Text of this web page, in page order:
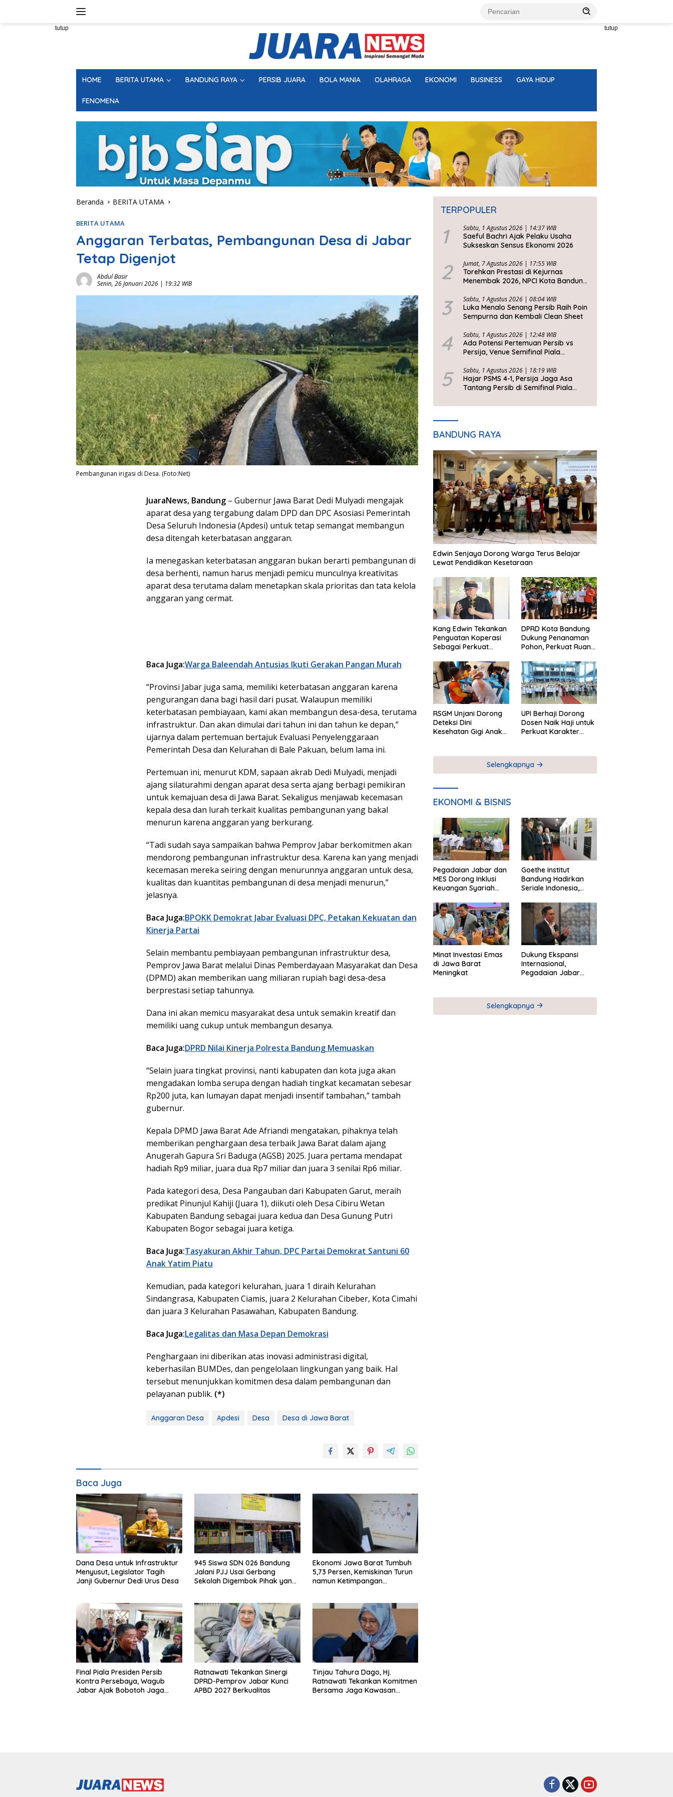
tutup tutup
HOME BERITA UTAMA BANDUNG RAYA PERSIB JUARA BOLA MANIA OLAHRAGA EKONOMI BUSINESS GAYA HIDUP
FENOMENA
Beranda BERITA UTAMA
BERITA UTAMA
Anggaran Terbatas, Pembangunan Desa di Jabar
Tetap Digenjot
Abdul Basir
Senin, 26 Januari 2026 | 19:32 WIB
Pembangunan irigasi di Desa. (Foto:Net)
JuaraNews, Bandung – Gubernur Jawa Barat Dedi Mulyadi mengajak
aparat desa yang tergabung dalam DPD dan DPC Asosiasi Pemerintah
Desa Seluruh Indonesia (Apdesi) untuk tetap semangat membangun
desa ditengah keterbatasan anggaran.
Ia menegaskan keterbatasan anggaran bukan berarti pembangunan di
desa berhenti, namun harus menjadi pemicu munculnya kreativitas
aparat desa terutama dalam menetapkan skala prioritas dan tata kelola
anggaran yang cermat.
Baca Juga:Warga Baleendah Antusias Ikuti Gerakan Pangan Murah
“Provinsi Jabar juga sama, memiliki keterbatasan anggaran karena
pengurangan dana bagi hasil dari pusat. Walaupun memiliki
keterbatasan pembiayaan, kami akan membangun desa-desa, terutama
infrastruktur. Dan akan dimulai dari tahun ini dan tahun ke depan,”
ujarnya dalam pertemuan bertajuk Evaluasi Penyelenggaraan
Pemerintah Desa dan Kelurahan di Bale Pakuan, belum lama ini.
Pertemuan ini, menurut KDM, sapaan akrab Dedi Mulyadi, menjadi
ajang silaturahmi dengan aparat desa serta ajang berbagi pemikiran
untuk kemajuan desa di Jawa Barat. Sekaligus menjawab kecemasan
kepala desa dan lurah terkait kualitas pembangunan yang bakal
menurun karena anggaran yang berkurang.
“Tadi sudah saya sampaikan bahwa Pemprov Jabar berkomitmen akan
mendorong pembangunan infrastruktur desa. Karena kan yang menjadi
kecemasan mereka seiring dengan menurunnya anggaran untuk desa,
kualitas dan kuantitas pembangunan di desa menjadi menurun,”
jelasnya.
Baca Juga:BPOKK Demokrat Jabar Evaluasi DPC, Petakan Kekuatan dan
Kinerja Partai
Selain membantu pembiayaan pembangunan infrastruktur desa,
Pemprov Jawa Barat melalui Dinas Pemberdayaan Masyarakat dan Desa
(DPMD) akan memberikan uang miliaran rupiah bagi desa-desa
berprestasi setiap tahunnya.
Dana ini akan memicu masyarakat desa untuk semakin kreatif dan
memiliki uang cukup untuk membangun desanya.
Baca Juga:DPRD Nilai Kinerja Polresta Bandung Memuaskan
“Selain juara tingkat provinsi, nanti kabupaten dan kota juga akan
mengadakan lomba serupa dengan hadiah tingkat kecamatan sebesar
Rp200 juta, kan lumayan dapat menjadi insentif tambahan,” tambah
gubernur.
Kepala DPMD Jawa Barat Ade Afriandi mengatakan, pihaknya telah
memberikan penghargaan desa terbaik Jawa Barat dalam ajang
Anugerah Gapura Sri Baduga (AGSB) 2025. Juara pertama mendapat
hadiah Rp9 miliar, juara dua Rp7 miliar dan juara 3 senilai Rp6 miliar.
Pada kategori desa, Desa Pangauban dari Kabupaten Garut, meraih
predikat Pinunjul Kahiji (Juara 1), diikuti oleh Desa Cibiru Wetan
Kabupaten Bandung sebagai juara kedua dan Desa Gunung Putri
Kabupaten Bogor sebagai juara ketiga.
Baca Juga:Tasyakuran Akhir Tahun, DPC Partai Demokrat Santuni 60
Anak Yatim Piatu
Kemudian, pada kategori kelurahan, juara 1 diraih Kelurahan
Sindangrasa, Kabupaten Ciamis, juara 2 Kelurahan Cibeber, Kota Cimahi
dan juara 3 Kelurahan Pasawahan, Kabupaten Bandung.
Baca Juga:Legalitas dan Masa Depan Demokrasi
Penghargaan ini diberikan atas inovasi administrasi digital,
keberhasilan BUMDes, dan pengelolaan lingkungan yang baik. Hal
tersebut menunjukkan komitmen desa dalam pembangunan dan
pelayanan publik. (*)
Anggaran Desa Apdesi Desa Desa di Jawa Barat
Baca Juga
Dana Desa untuk Infrastruktur
Menyusut, Legislator Tagih
Janji Gubernur Dedi Urus Desa
945 Siswa SDN 026 Bandung
Jalani PJJ Usai Gerbang
Sekolah Digembok Pihak yang
Ekonomi Jawa Barat Tumbuh
5,73 Persen, Kemiskinan Turun
namun Ketimpangan
Final Piala Presiden Persib
Kontra Persebaya, Wagub
Jabar Ajak Bobotoh Jaga
Ratnawati Tekankan Sinergi
DPRD-Pemprov Jabar Kunci
APBD 2027 Berkualitas
Tinjau Tahura Dago, Hj.
Ratnawati Tekankan Komitmen
Bersama Jaga Kawasan
TERPOPULER
1 Sabtu, 1 Agustus 2026 | 14:37 WIB
Saeful Bachri Ajak Pelaku Usaha
Sukseskan Sensus Ekonomi 2026
2 Jumat, 7 Agustus 2026 | 17:55 WIB
Torehkan Prestasi di Kejurnas
Menembak 2026, NPCI Kota Bandung
3 Sabtu, 1 Agustus 2026 | 08:04 WIB
Luka Menalo Senang Persib Raih Poin
Sempurna dan Kembali Clean Sheet
4 Sabtu, 1 Agustus 2026 | 12:48 WIB
Ada Potensi Pertemuan Persib vs
Persija, Venue Semifinal Piala
5 Sabtu, 1 Agustus 2026 | 18:19 WIB
Hajar PSMS 4-1, Persija Jaga Asa
Tantang Persib di Semifinal Piala
BANDUNG RAYA
Edwin Senjaya Dorong Warga Terus Belajar
Lewat Pendidikan Kesetaraan
Kang Edwin Tekankan
Penguatan Koperasi
Sebagai Perkuat
DPRD Kota Bandung
Dukung Penanaman
Pohon, Perkuat Ruang
RSGM Unjani Dorong
Deteksi Dini
Kesehatan Gigi Anak
UPI Berhaji Dorong
Dosen Naik Haji untuk
Perkuat Karakter
Selengkapnya
EKONOMI & BISNIS
Pegadaian Jabar dan
MES Dorong Inklusi
Keuangan Syariah
UMKM
Goethe Institut
Bandung Hadirkan
Seriale Indonesia,
Global Industri Serial
Minat Investasi Emas
di Jawa Barat
Meningkat
Dukung Ekspansi
Internasional,
Pegadaian Jabar
Pegadaian Timor
Leste
Selengkapnya